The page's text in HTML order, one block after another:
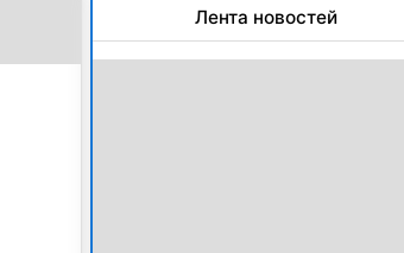
Лента новостей